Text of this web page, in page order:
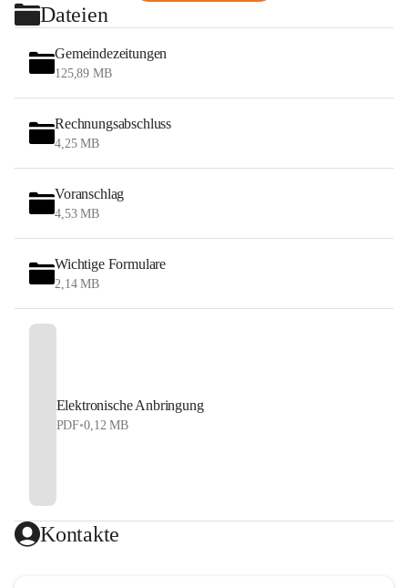
Dateien
Gemeindezeitungen
125,89 MB
Rechnungsabschluss
4,25 MB
Voranschlag
4,53 MB
Wichtige Formulare
2,14 MB
Elektronische Anbringung
PDF•0,12 MB
Kontakte